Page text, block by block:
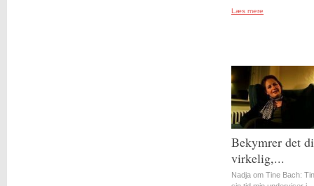
Læs mere
Bekymrer det
virkelig,...
Nadja om Tine Bach: